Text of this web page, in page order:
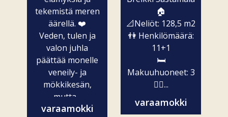
tekemistä meren
äärellä. ❤️
Veden, tulen ja
valon juhla
päättää monelle
veneily- ja
mökkikesän,
mutta...
varaamokki
🏠
📐Neliöt: 128,5 m2
👫 Henkilömäärä:
11+1
🛏️
Makuuhuoneet: 3
🧖‍♀️...
varaamokki